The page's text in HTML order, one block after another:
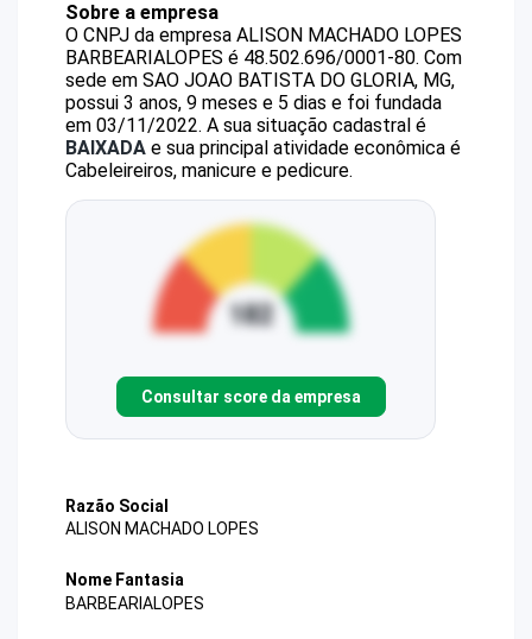
Sobre a empresa
O CNPJ da empresa ALISON MACHADO LOPES
BARBEARIALOPES é 48.502.696/0001-80. Com
sede em SAO JOAO BATISTA DO GLORIA, MG,
possui 3 anos, 9 meses e 5 dias e foi fundada
em 03/11/2022. A sua situação cadastral é
BAIXADA e sua principal atividade econômica é
Cabeleireiros, manicure e pedicure.
Consultar score da empresa
Razão Social
ALISON MACHADO LOPES
Nome Fantasia
BARBEARIALOPES